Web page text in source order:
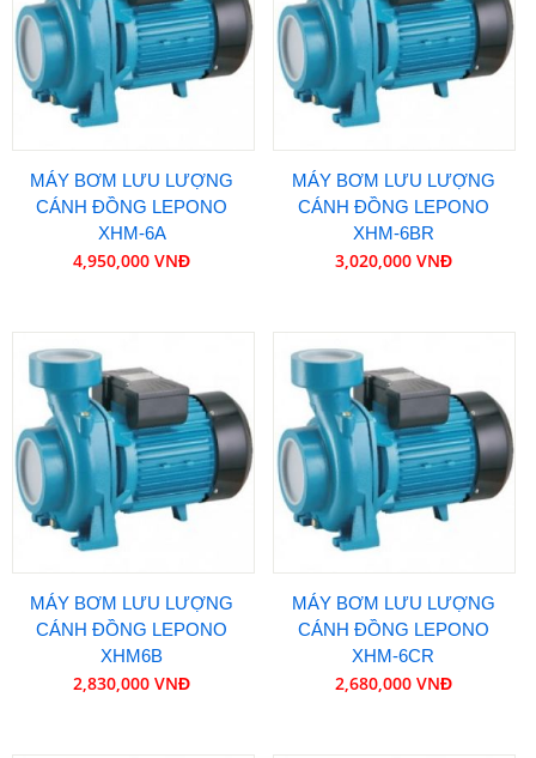
MÁY BƠM LƯU LƯỢNG
CÁNH ĐỒNG LEPONO
XHM-6A
4,950,000 VNĐ
MÁY BƠM LƯU LƯỢNG
CÁNH ĐỒNG LEPONO
XHM-6BR
3,020,000 VNĐ
MÁY BƠM LƯU LƯỢNG
CÁNH ĐỒNG LEPONO
XHM6B
2,830,000 VNĐ
MÁY BƠM LƯU LƯỢNG
CÁNH ĐỒNG LEPONO
XHM-6CR
2,680,000 VNĐ